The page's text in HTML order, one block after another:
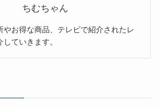
ちむちゃん
やお得な商品、テレビで紹介されたレ
ていきます。